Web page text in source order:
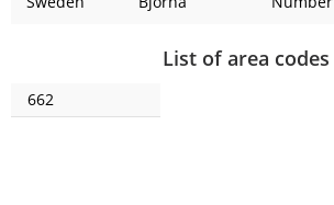
List of area codes
662